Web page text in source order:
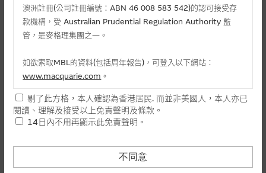
距離到期日 47日
每手(份)
街貨量(百萬份) 26.79
街貨百分比 40.18%
最後更新日期： 07-08-2026 11:45
澳洲註冊(公司註冊編號：ABN 46 008 583 542)的認可接受存
款機構，受 Australian Prudential Regulation Authority 監
管，是麥格理集團之一。
如欲索取MBL的資料(包括周年報告)，可登入以下網站：
www.macquarie.com 。
本網站所載資料會隨時更改，而不作另行通知，如閣下欲取麥格
理的資料，可直接聯絡本集團職員。
民使用，並不提供或發售予美國人。本網站內容無意要約或唆使
閣下購買證券、基金單位或其他投資工具(不論在參考條款上或在
剔了此方格，本人確認為香港居民. 而並非美國人，本人亦已
閱讀、理解及接受以上免責聲明及條款。
14日內不用再顯示此免責聲明。
不同意